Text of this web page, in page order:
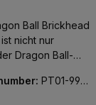
Ball Brickhead
nicht nur
Dragon Ball-
ausPT01-9911